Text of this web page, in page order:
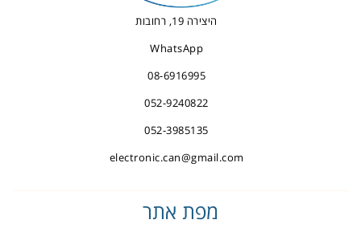
היצירה 19, רחובות
WhatsApp
08-6916995
052-9240822
052-3985135
electronic.can@gmail.com
מפת אתר